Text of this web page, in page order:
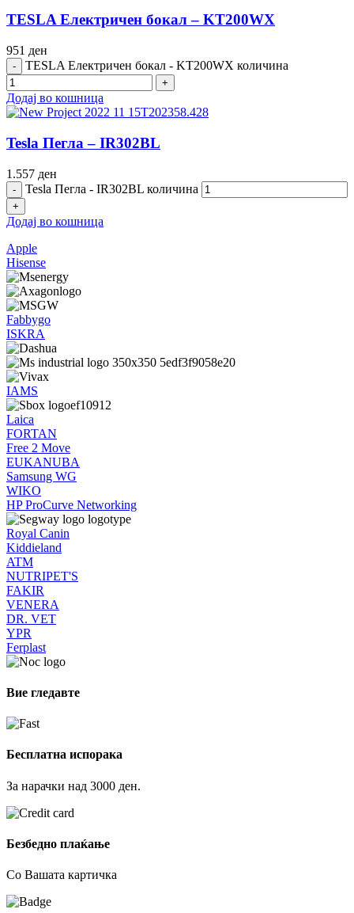
TESLA Електричен бокал – KT200WX
951 ден
TESLA Електричен бокал - KT200WX количина
Додај во кошница
Tesla Пегла – IR302BL
1.557 ден
Tesla Пегла - IR302BL количина
Додај во кошница
Apple
Hisense
Fabbygo
ISKRA
IAMS
Laica
FORTAN
Free 2 Move
EUKANUBA
Samsung WG
WIKO
HP ProCurve Networking
Royal Canin
Kiddieland
ATM
NUTRIPET'S
FAKIR
VENERA
DR. VET
YPR
Ferplast
Вие гледавте
Бесплатна испорака
За нарачки над 3000 ден.
Безбедно плаќање
Со Вашата картичка